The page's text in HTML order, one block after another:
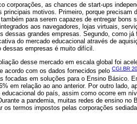
corporações, as chances de start-ups
principais motivos. Primeiro, porque precisam
para serem capazes de entregar bons
aos navegadores, lojas virtuais,
dessas grandes empresas. Segundo, como
do mercado educacional através de
empresas é muito difícil.
desse mercado em escala global foi
acordo com os dados fornecidos pelo CGI.BR
focadas em soluções para o Ensino Básico.
em relação ao ano anterior. Por outro lado,
do país, assim como ocorre em
a pandemia, muitas redes de ensino
os termos impostos pelas corporações